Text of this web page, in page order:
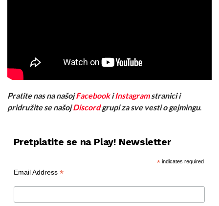
Pratite nas na našojFacebookiInstagramstranici i
pridružite se našojDiscordgrupi za sve vesti o gejmingu.
Pretplatite se na Play! Newsletter
*indicates required
Email Address *